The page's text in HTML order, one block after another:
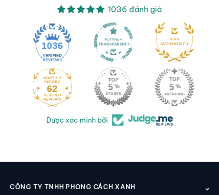
1036 đánh giá
1036
62
Được xác minh bởi
CÔNG TY TNHH PHONG CÁCH XANH